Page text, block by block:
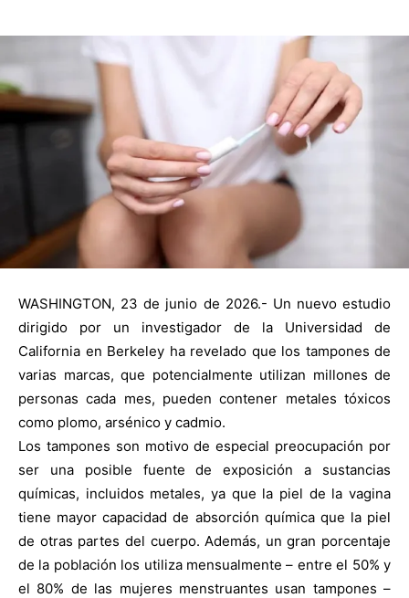
WASHINGTON, 23 de junio de 2026.- Un nuevo estudio
dirigido por un investigador de la Universidad de
California en Berkeley ha revelado que los tampones de
varias marcas, que potencialmente utilizan millones de
personas cada mes, pueden contener metales tóxicos
como plomo, arsénico y cadmio.
Los tampones son motivo de especial preocupación por
ser una posible fuente de exposición a sustancias
químicas, incluidos metales, ya que la piel de la vagina
tiene mayor capacidad de absorción química que la piel
de otras partes del cuerpo. Además, un gran porcentaje
de la población los utiliza mensualmente – entre el 50% y
el 80% de las mujeres menstruantes usan tampones –